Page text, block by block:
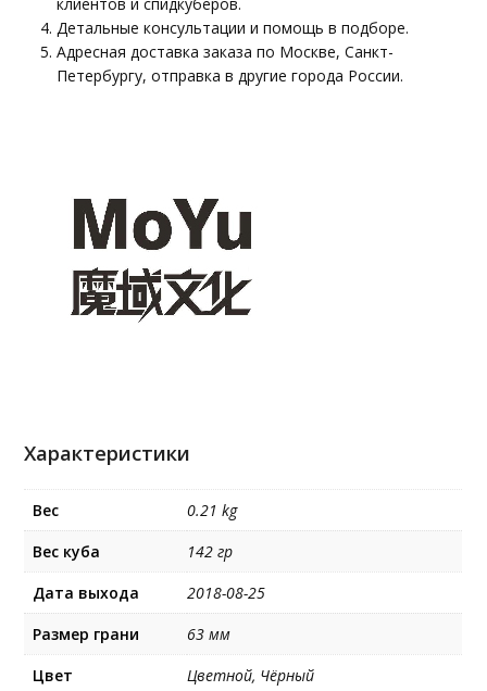
Детальные консультации и помощь в подборе.
Адресная доставка заказа по Москве, Санкт-
Петербургу, отправка в другие города России.
Характеристики
Вес
0.21 kg
Вес куба
142 гр
Дата выхода
2018-08-25
Размер грани
63 мм
Цвет
Цветной, Чёрный